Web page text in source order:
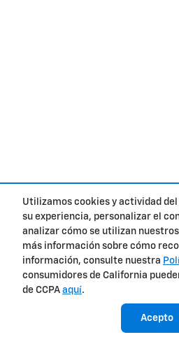
Utilizamos cookies y actividad
su experiencia, personalizar el
analizar cómo se utilizan
más información sobre cómo
información, consulte nuestra
consumidores de California
de CCPA aquí.
Acepto